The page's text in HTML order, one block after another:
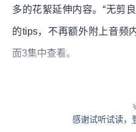
多的花絮延伸内容。“无剪
的tips，不再额外附上音频
面3集中查看。
感谢试听试读，